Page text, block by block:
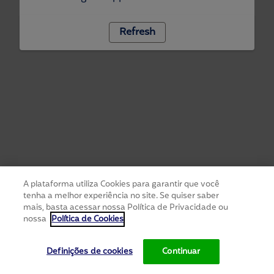
Refresh
A plataforma utiliza Cookies para garantir que você
tenha a melhor experiência no site. Se quiser saber
mais, basta acessar nossa Política de Privacidade ou
nossa Política de Cookies
Definições de cookies Continuar